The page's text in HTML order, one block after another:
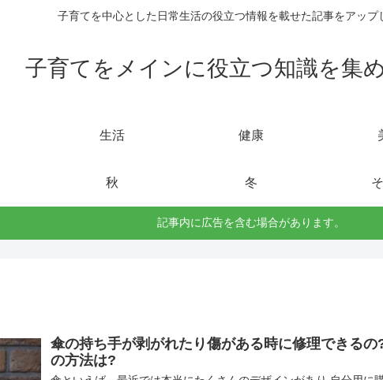
子育てを中心とした日常生活の役立つ情報を載せた記事をアップ
子育てをメインに役立つ知識を集
生活 健康
秋 冬
記事内に広告を含む場合があります。
傘の持ち手が剥がれたり傷がある時に修理できるの
の方法は?